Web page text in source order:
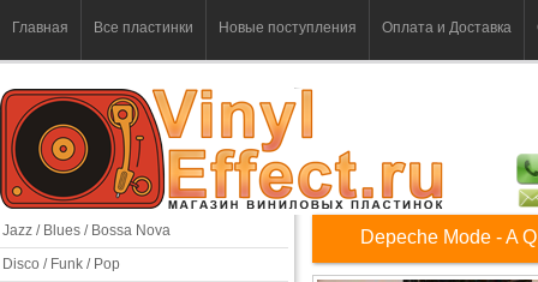
Главная Все пластинки Новые поступления Оплата и Доставка
Jazz / Blues / Bossa Nova
Disco / Funk / Pop
Depeche Mode - A